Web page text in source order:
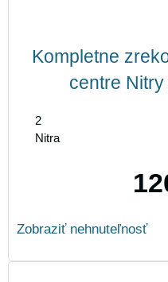
Kompletne
centre Nitry
2
Nitra
Zobraziť nehnuteľnosť